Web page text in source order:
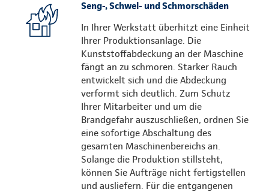
Seng-, Schwel- und Schmorschäden
In Ihrer Werkstatt überhitzt eine Einheit
Ihrer Produktionsanlage. Die
Kunststoffabdeckung an der Maschine
fängt an zu schmoren. Starker Rauch
entwickelt sich und die Abdeckung
verformt sich deutlich. Zum Schutz
Ihrer Mitarbeiter und um die
Brandgefahr auszuschließen, ordnen Sie
eine sofortige Abschaltung des
gesamten Maschinenbereichs an.
Solange die Produktion stillsteht,
können Sie Aufträge nicht fertigstellen
und ausliefern. Für die entgangenen